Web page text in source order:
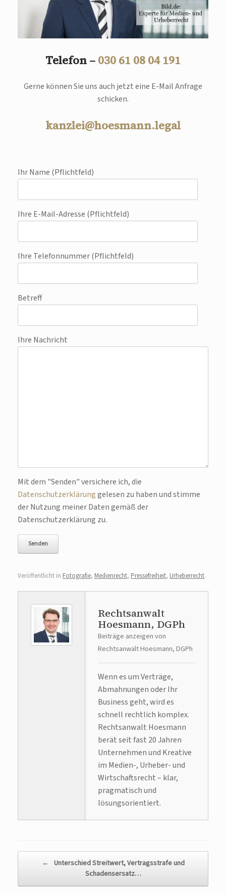
Telefon – 030 61 08 04 191
Gerne können Sie uns auch jetzt eine E-Mail Anfrage
schicken.
kanzlei@hoesmann.legal
Ihr Name (Pflichtfeld)
Ihre E-Mail-Adresse (Pflichtfeld)
Ihre Telefonnummer (Pflichtfeld)
Betreff
Ihre Nachricht
Bitte lasse dieses Feld leer.
Mit dem "Senden" versichere ich, die
Datenschutzerklärunggelesen zu haben und stimme
der Nutzung meiner Daten gemäß der
Datenschutzerklärung zu.
Veröffentlicht in Fotografie, Medienrecht, Pressefreiheit, Urheberrecht.
Rechtsanwalt
Hoesmann, DGPh
Beiträge anzeigen von
Rechtsanwalt Hoesmann, DGPh
Wenn es um Verträge,
Abmahnungen oder Ihr
Business geht, wird es
schnell rechtlich komplex.
Rechtsanwalt Hoesmann
berät seit fast 20 Jahren
Unternehmen und Kreative
im Medien-, Urheber- und
Wirtschaftsrecht – klar,
pragmatisch und
lösungsorientiert.
← Unterschied Streitwert, Vertragsstrafe und
Schadensersatz…